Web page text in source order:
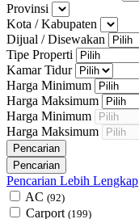
Provinsi
Kota / Kabupaten
Dijual / Disewakan
Tipe Properti
Kamar Tidur
Harga Minimum
Harga Maksimum
Harga Minimum
Harga Maksimum
Pencarian Lebih Lengkap
AC (92)
Carport (199)